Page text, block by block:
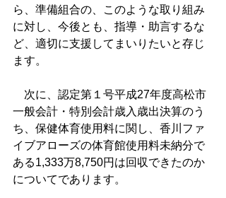
ら、準備組合の、このような取り組み
に対し、今後とも、指導・助言するな
ど、適切に支援してまいりたいと存じ
ます。
次に、認定第１号平成27年度高松市
一般会計・特別会計歳入歳出決算のう
ち、保健体育使用料に関し、香川ファ
イブアローズの体育館使用料未納分で
ある1,333万8,750円は回収できたのか
についてであります。